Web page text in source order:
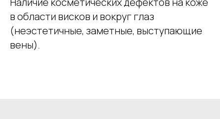
в области висков и вокруг глаз
(неэстетичные, заметные, выступающие
вены).